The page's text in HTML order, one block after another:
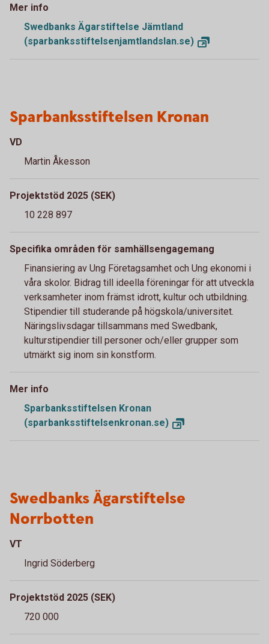
Mer info
Swedbanks Ägarstiftelse Jämtland
(sparbanksstiftelsenjamtlandslan.se)
Sparbanksstiftelsen Kronan
VD
Martin Åkesson
Projektstöd 2025 (SEK)
10 228 897
Specifika områden för samhällsengagemang
Finansiering av Ung Företagsamhet och Ung ekonomi i
våra skolor. Bidrag till ideella föreningar för att utveckla
verksamheter inom främst idrott, kultur och utbildning.
Stipendier till studerande på högskola/universitet.
Näringslivsdagar tillsammans med Swedbank,
kulturstipendier till personer och/eller grupper som
utmärkt sig inom sin konstform.
Mer info
Sparbanksstiftelsen Kronan
(sparbanksstiftelsenkronan.se)
Swedbanks Ägarstiftelse
Norrbotten
VT
Ingrid Söderberg
Projektstöd 2025 (SEK)
720 000